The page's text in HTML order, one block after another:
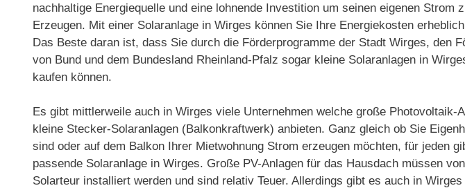
nachhaltige Energiequelle und eine lohnende Investition um seinen eigenen Strom
Erzeugen. Mit einer Solaranlage in Wirges können Sie Ihre Energiekosten
Das Beste daran ist, dass Sie durch die Förderprogramme der Stadt Wirges, den
von Bund und dem Bundesland Rheinland-Pfalz sogar kleine Solaranlagen in
kaufen können.
Es gibt mittlerweile auch in Wirges viele Unternehmen welche große Photovoltaik-
kleine Stecker-Solaranlagen (Balkonkraftwerk) anbieten. Ganz gleich ob Sie
sind oder auf dem Balkon Ihrer Mietwohnung Strom erzeugen möchten, für jeden
passende Solaranlage in Wirges. Große PV-Anlagen für das Hausdach müssen
Solarteur installiert werden und sind relativ Teuer. Allerdings gibt es auch in Wirges